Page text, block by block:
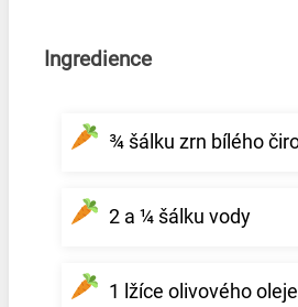
Ingredience
¾ šálku zrn bílého
2 a ¼ šálku vody
1 lžíce olivového